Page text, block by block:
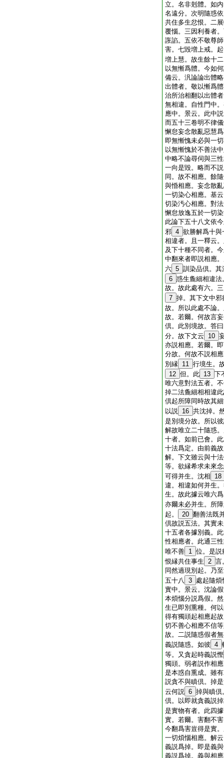
立。名非剋體。如
名遠分。次明隨惑
共住多生忿恨。二
覆惱。三因利養者
誑諂。五依不敬尊
害。七毀増上戒。
増上慧。故生餘十
以無慚爲體。今如
備云。汎論論出體
出體者。敬以慚爲
治所治相翻以出體
無相違。自性門中
應中。景云。此中
而五十三卷明不律
懈怠妄念散亂惡慧
即無慚愧未必與一
以無慚愧於不善法
中略不論尋伺與三
一向是毀。略而不
同。故不相應。餘
與惛相應。妄念散
一切染心相應。基
切染汚心相應。對
懈怠放逸五於一切
此論下五十八文依
邪 4 欲勝解爲十與
相違者。且一釋云
及下十種不同者。
中翻來者即説相應
六 5 訓染品倶。其
6 惑生麁細相違
故。故此處有六。
7 掉。其下文中
故。所以此處不論
故。若爾。何故言
倶。此別境故。答
分。故下文云
10
亦説相應。若爾。
分故。何故不説相
別縁 11 行境生。
12 但。此 13 下
唯六意對法五者。
掉二法麁細相相違
倶起所障同時故其
以説 16 共沈掉。
是別境分故。所以
解故唯立二十隨惑
十者。如前已會。
十法爲定。由前義
解。下文雖云與十
等。欲縁希求未來
可得并生。沈相
18
違。相違如何并生
生。故此據云唯六
亦爾未必并生。所
起。
20 翻善法既
倶故説五法。其實
十五者各據別義。
性相應者。此通三
唯不善 1 位。是説
恨縁共住事生 2 言
同然過現別起。乃
五十八 3 處起隨
實中。景云。沈論
本煩惱分説爲假。
生已即別熏種。何
得有獨頭起相應起
切不善心相應不信
故。二説隨惑假者
義説隨惑。如彼 4
等。又貪起時義説慳
獨頭。弱者説作相
是本惑自熏成。雖
説貪不與瞋倶。掉
云何説 6 掉與瞋倶
倶。以即就貪義説
是實物有者。此四
實。若爾。害翻不
今翻爲害豈得是實
一切煩惱相應。解
義説爲掉。即是義
義説爲掉。義與相